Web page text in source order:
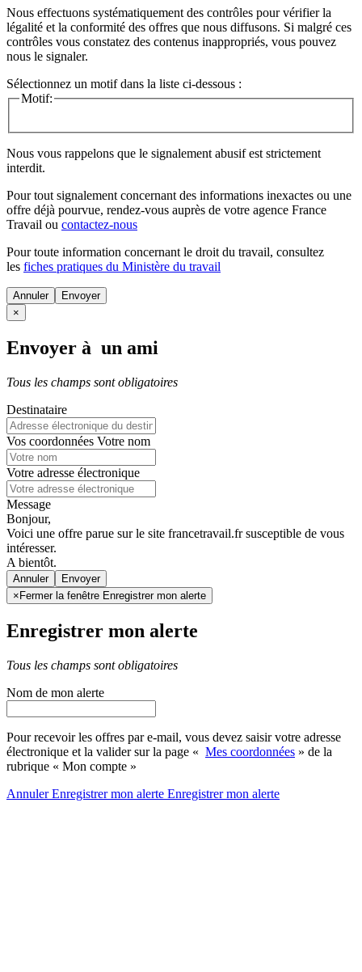
Nous effectuons systématiquement des contrôles pour vérifier la
légalité et la conformité des offres que nous diffusons. Si malgré ces
contrôles vous constatez des contenus inappropriés, vous pouvez
nous le signaler.
Sélectionnez un motif dans la liste ci-dessous :
Motif:
Nous vous rappelons que le signalement abusif est strictement
interdit.
Pour tout signalement concernant des informations inexactes ou une
offre déjà pourvue, rendez-vous auprès de votre agence France
Travail ou contactez-nous
Pour toute information concernant le droit du travail, consultez
les fiches pratiques du Ministère du travail
Annuler
×
Envoyer à un ami
Tous les champs sont obligatoires
Destinataire
Vos coordonnées Votre nom
Votre adresse électronique
Message
Bonjour,
Voici une offre parue sur le site francetravail.fr susceptible de vous
intéresser.
A bientôt.
Annuler
× Fermer la fenêtre Enregistrer mon alerte
Enregistrer mon alerte
Tous les champs sont obligatoires
Nom de mon alerte
Pour recevoir les offres par e-mail, vous devez saisir votre adresse
électronique et la valider sur la page « Mes coordonnées » de la
rubrique « Mon compte »
AnnulerEnregistrer mon alerte Enregistrermon alerte